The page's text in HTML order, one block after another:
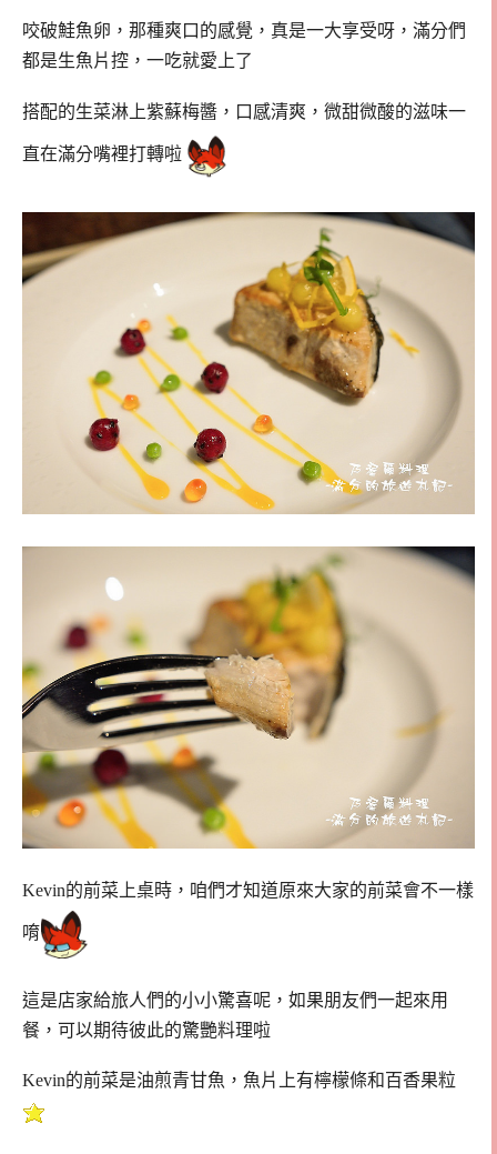
咬破鮭魚卵，那種爽口的感覺，真是一大享受呀，滿分們
都是生魚片控，一吃就愛上了
搭配的生菜淋上紫蘇梅醬，口感清爽，微甜微酸的滋味一
直在滿分嘴裡打轉啦
Kevin的前菜上桌時，咱們才知道原來大家的前菜會不一樣
唷
這是店家給旅人們的小小驚喜呢，如果朋友們一起來用
餐，可以期待彼此的驚艷料理啦
Kevin的前菜是油煎青甘魚，魚片上有檸檬條和百香果粒